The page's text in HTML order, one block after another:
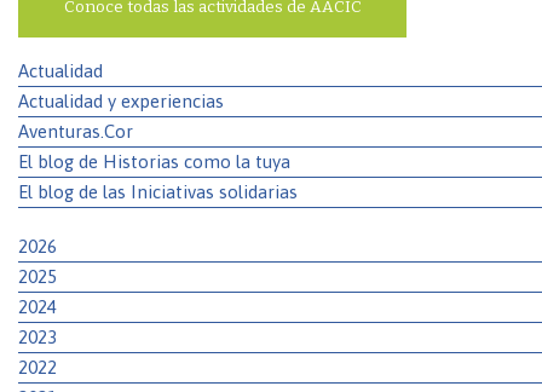
Conoce todas las actividades de AACIC
Actualidad
Actualidad y experiencias
Aventuras.Cor
El blog de Historias como la tuya
El blog de las Iniciativas solidarias
2026
2025
2024
2023
2022